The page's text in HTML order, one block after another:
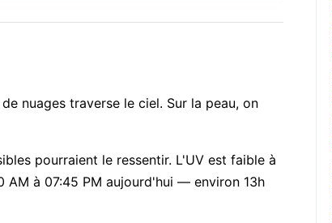
nuages traverse le ciel. Sur la peau, on
pourraient le ressentir. L'UV est faible à
AM à 07:45 PM aujourd'hui — environ 13h